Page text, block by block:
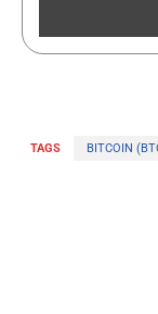
TAGS BITCOIN